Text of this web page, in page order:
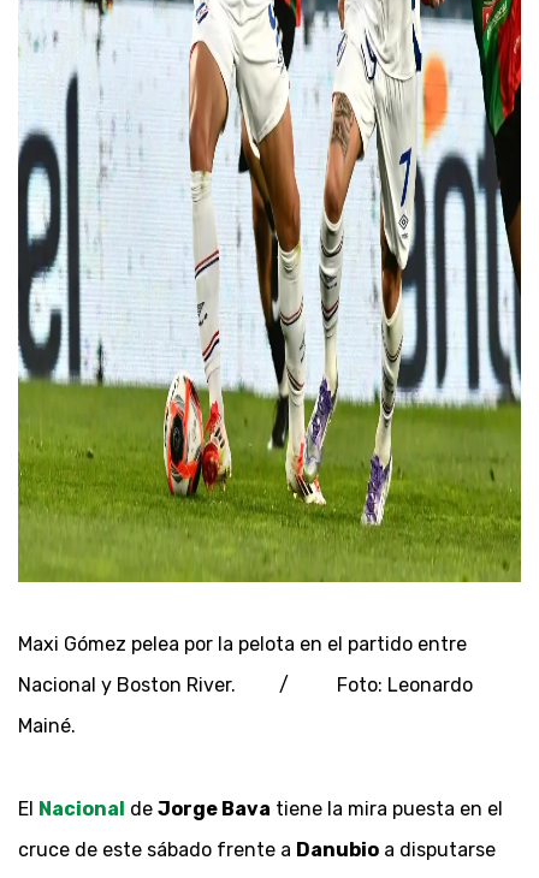
Maxi Gómez pelea por la pelota en el partido entre
Nacional y Boston River. / Foto: Leonardo
Mainé.
El Nacional de Jorge Bava tiene la mira puesta en el
cruce de este sábado frente a Danubio a disputarse